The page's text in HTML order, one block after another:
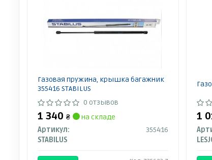
Газовая пружина, крышка багажник
355416 STABILUS
0 отзывов
1 340 ₴
на складе
Артикул:
355416
STABILUS
1